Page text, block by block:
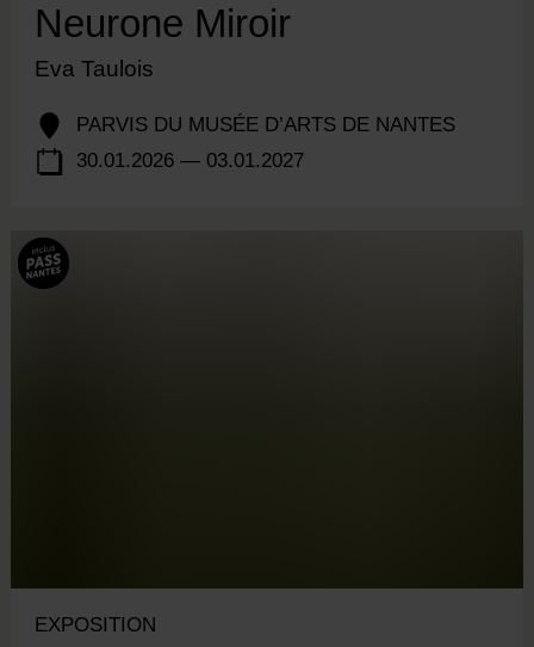
Neurone Miroir
Eva Taulois
PARVIS DU MUSÉE D’ARTS DE NANTES
30.01.2026 — 03.01.2027
EXPOSITION